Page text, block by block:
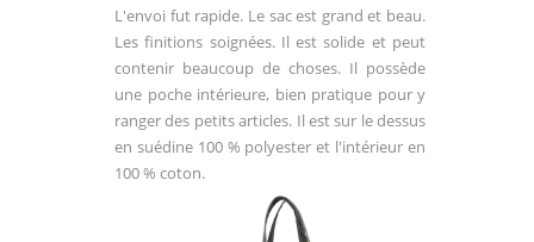
L'envoi fut rapide. Le sac est grand et beau.
Les finitions soignées. Il est solide et peut
contenir beaucoup de choses. Il possède
une poche intérieure, bien pratique pour y
ranger des petits articles. Il est sur le dessus
en suédine 100 % polyester et l'intérieur en
100 % coton.